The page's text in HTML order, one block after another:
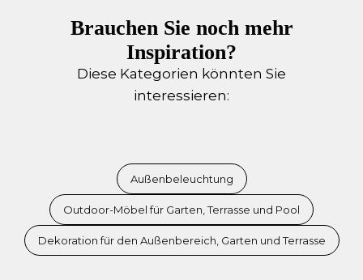
Brauchen Sie noch mehr
Inspiration?
Diese Kategorien könnten Sie
interessieren:
Außenbeleuchtung
Outdoor-Möbel für Garten, Terrasse und Pool
Dekoration für den Außenbereich, Garten und Terrasse